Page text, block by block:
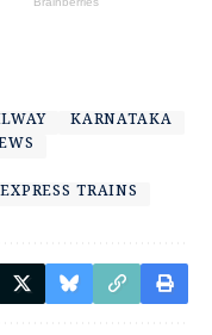
KARNATAKA
TRAINS